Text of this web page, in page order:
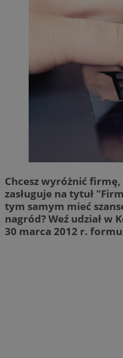
Chcesz wyróżnić
zasługuje na tytuł
tym samym mieć
nagród? Weź udział w
30 marca 2012 r.